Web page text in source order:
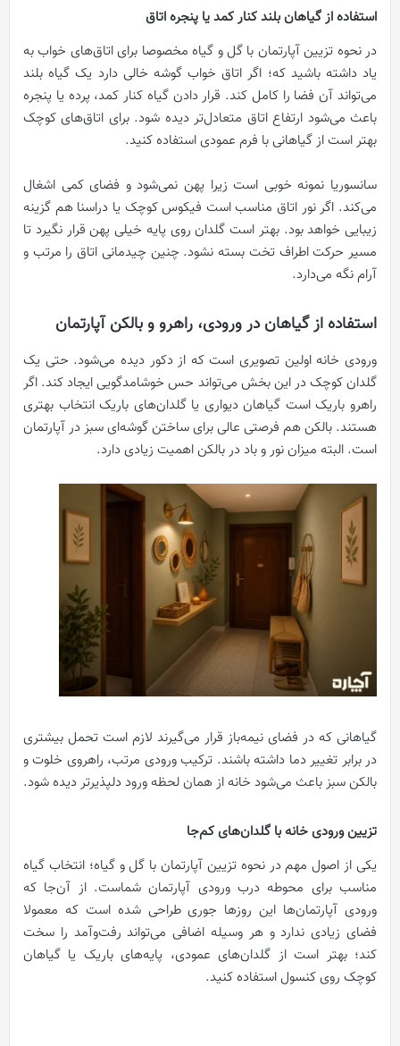
استفاده از گیاهان بلند کنار کمد یا پنجره اتاق
در نحوه تزیین آپارتمان با گل و گیاه مخصوصا برای اتاق‌های خواب به
یاد داشته باشید که؛ اگر اتاق خواب گوشه خالی دارد یک گیاه بلند
می‌تواند آن فضا را کامل کند. قرار دادن گیاه کنار کمد، پرده یا پنجره
باعث می‌شود ارتفاع اتاق متعادل‌تر دیده شود. برای اتاق‌های کوچک
بهتر است از گیاهانی با فرم عمودی استفاده کنید.
سانسوریا نمونه خوبی است زیرا پهن نمی‌شود و فضای کمی اشغال
می‌کند. اگر نور اتاق مناسب است فیکوس کوچک یا دراسنا هم گزینه
زیبایی خواهد بود. بهتر است گلدان روی پایه خیلی پهن قرار نگیرد تا
مسیر حرکت اطراف تخت بسته نشود. چنین چیدمانی اتاق را مرتب و
آرام نگه می‌دارد.
استفاده از گیاهان در ورودی، راهرو و بالکن آپارتمان
ورودی خانه اولین تصویری است که از دکور دیده می‌شود. حتی یک
گلدان کوچک در این بخش می‌تواند حس خوشامدگویی ایجاد کند. اگر
راهرو باریک است گیاهان دیواری یا گلدان‌های باریک انتخاب بهتری
هستند. بالکن هم فرصتی عالی برای ساختن گوشه‌ای سبز در آپارتمان
است. البته میزان نور و باد در بالکن اهمیت زیادی دارد.
گیاهانی که در فضای نیمه‌باز قرار می‌گیرند لازم است تحمل بیشتری
در برابر تغییر دما داشته باشند. ترکیب ورودی مرتب، راهروی خلوت و
بالکن سبز باعث می‌شود خانه از همان لحظه ورود دلپذیرتر دیده شود.
تزیین ورودی خانه با گلدان‌های کم‌جا
یکی از اصول مهم در نحوه تزیین آپارتمان با گل و گیاه؛ انتخاب گیاه
مناسب برای محوطه درب ورودی آپارتمان شماست. از آن‌جا که
ورودی آپارتمان‌ها این روزها جوری طراحی شده است که معمولا
فضای زیادی ندارد و هر وسیله اضافی می‌تواند رفت‌وآمد را سخت
کند؛ بهتر است از گلدان‌های عمودی، پایه‌های باریک یا گیاهان
کوچک روی کنسول استفاده کنید.